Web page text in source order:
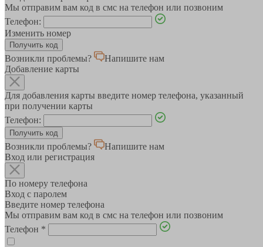
Мы отправим вам код в смс на телефон или позвоним
Телефон:
Изменить номер
Возникли проблемы?
Напишите нам
Добавление карты
Для добавления карты введите номер телефона, указанный
при получении карты
Телефон:
Возникли проблемы?
Напишите нам
Вход или регистрация
По номеру телефона
Вход с паролем
Введите номер телефона
Мы отправим вам код в смс на телефон или позвоним
Телефон *